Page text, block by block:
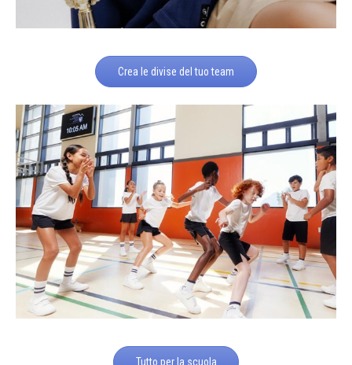
Crea le divise del tuo team
Tutto per la scuola